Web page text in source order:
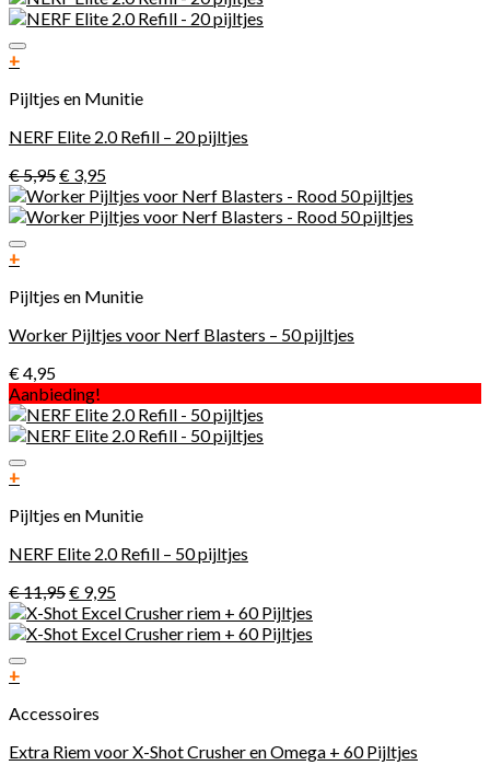
+
Pijltjes en Munitie
NERF Elite 2.0 Refill – 20 pijltjes
€5,95€ 3,95
+
Pijltjes en Munitie
Worker Pijltjes voor Nerf Blasters – 50 pijltjes
€4,95
Aanbieding!
+
Pijltjes en Munitie
NERF Elite 2.0 Refill – 50 pijltjes
€11,95€ 9,95
+
Accessoires
Extra Riem voor X-Shot Crusher en Omega + 60 Pijltjes